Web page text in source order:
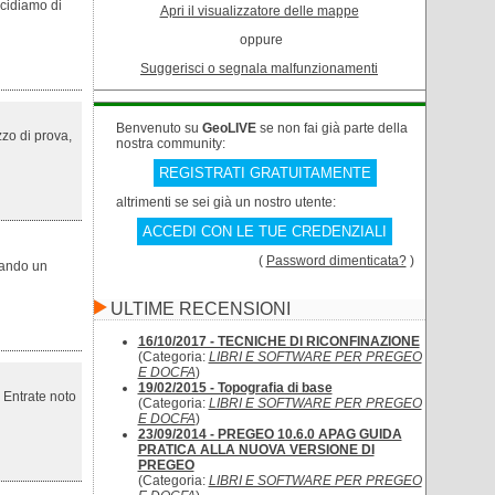
di
di prova,
un
noto
Apri il visualizzatore delle mappe
oppure
Suggerisci o segnala malfunzionamenti
Benvenuto su GeoLIVEse non fai già parte della
nostra community:
REGISTRATI GRATUITAMENTE
altrimenti se sei già un nostro utente:
ACCEDI CON LE TUE CREDENZIALI
( Password dimenticata?)
ULTIME RECENSIONI
16/10/2017 - TECNICHE DI RICONFINAZIONE
(Categoria: LIBRI E SOFTWARE PER PREGEO
E DOCFA)
19/02/2015 - Topografia di base
(Categoria: LIBRI E SOFTWARE PER PREGEO
E DOCFA)
23/09/2014 - PREGEO 10.6.0 APAG GUIDA
PRATICA ALLA NUOVA VERSIONE DI
PREGEO
(Categoria: LIBRI E SOFTWARE PER PREGEO